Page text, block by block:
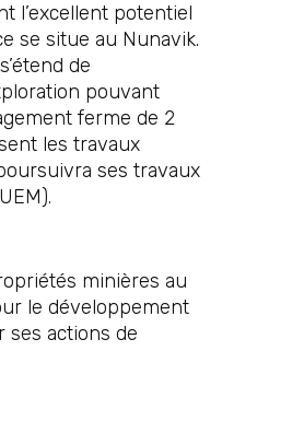
l’excellent potentiel
se situe au Nunavik.
de
pouvant
ferme de 2
les travaux
ses travaux
minières au
le développement
ses actions de